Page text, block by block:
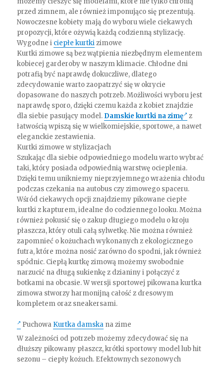
przed zimnem, ale również imponująco się prezentują.
Nowoczesne kobiety mają do wyboru wiele ciekawych
propozycji, które ożywią każdą codzienną stylizację.
Wygodne i ciepłe kurtkizimowe
Kurtki zimowe są bez wątpienia niezbędnym elementem
kobiecej garderoby w naszym klimacie. Chłodne dni
potrafią być naprawdę dokuczliwe, dlatego
zdecydowanie warto zaopatrzyć się w okrycie
dopasowane do naszych potrzeb. Możliwości wyboru jest
naprawdę sporo, dzięki czemu każda z kobiet znajdzie
dla siebie pasujący model. Damskie kurtki na zimę
z
łatwością wpiszą się w wielkomiejskie, sportowe, a nawet
eleganckie zestawienia.
Kurtki zimowe w stylizacjach
Szukając dla siebie odpowiedniego modelu warto wybrać
taki, który posiada odpowiednią warstwę ocieplenia.
Dzięki temu unikniemy nieprzyjemnego wrażenia chłodu
podczas czekania na autobus czy zimowego spaceru.
Wśród ciekawych opcji znajdziemy pikowane ciepłe
kurtki z kapturem, idealne do codziennego looku. Można
również pokusić się o zakup długiego modelu o kroju
płaszcza, który otuli całą sylwetkę. Nie można również
zapomnieć o kożuchach wykonanych z ekologicznego
futra, które można nosić zarówno do spodni, jak również
spódnic. Ciepłą kurtkę zimową możemy swobodnie
narzucić na długą sukienkę z dzianiny i połączyć z
botkami na obcasie. W wersji sportowej pikowana kurtka
zimowa stworzy harmonijną całość z dresowym
kompletem oraz sneakersami.
Puchowa Kurtka damska na zime
W zależności od potrzeb możemy zdecydować się na
dłuższy pikowany płaszcz, krótki sportowy model lub hit
sezonu – ciepły kożuch. Efektownych sezonowych